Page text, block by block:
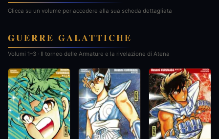
Clicca su un volume per accedere alla sua scheda dettagliata
GUERRE GALATTICHE
Volumi 1–3 · Il torneo delle Armature e la rivelazione di Atena